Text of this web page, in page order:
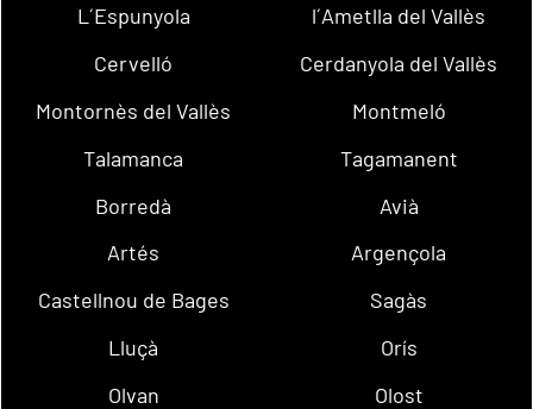
L´Espunyola
l´Ametlla del Vallès
Cervelló
Cerdanyola del Vallès
Montornès del Vallès
Montmeló
Talamanca
Tagamanent
Borredà
Avià
Artés
Argençola
Castellnou de Bages
Sagàs
Lluçà
Orís
Olvan
Olost